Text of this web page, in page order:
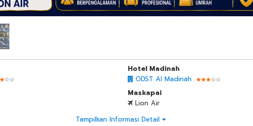
Hotel Madinah
ODST Al Madinah
Maskapai
Lion Air
Tampilkan Informasi Detail